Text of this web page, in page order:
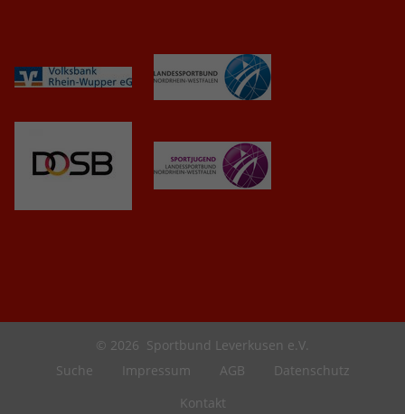
© 2026 Sportbund Leverkusen e.V.
Suche
Impressum AGB
Datenschutz
Kontakt